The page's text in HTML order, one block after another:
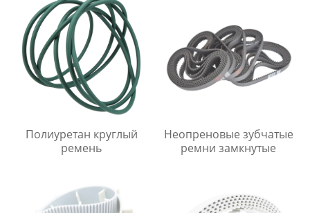
Полиуретан круглый
ремень
Неопреновые зубчатые
ремни замкнутые